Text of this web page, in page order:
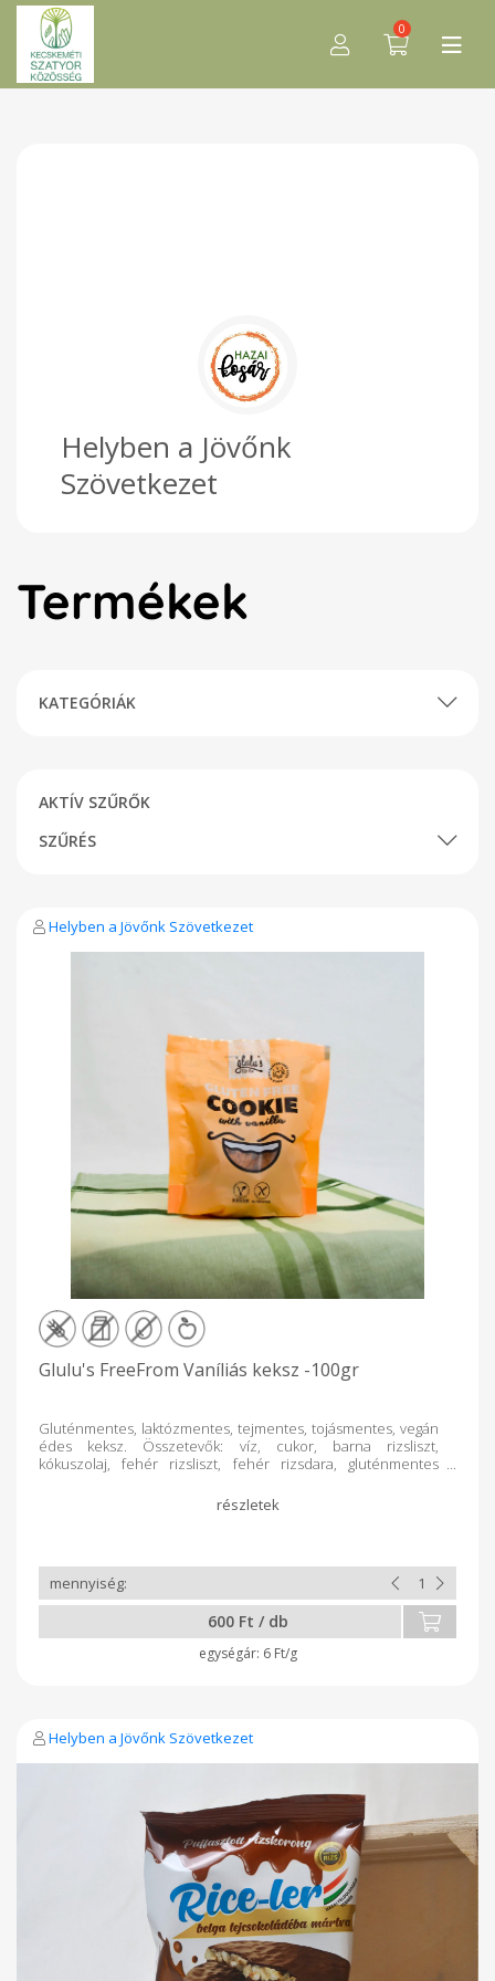
0
Helyben a Jövőnk
Szövetkezet
Termékek
KATEGÓRIÁK
AKTÍV SZŰRŐK
SZŰRÉS
Helyben a Jövőnk Szövetkezet
Glulu's FreeFrom Vaníliás keksz -100gr
Gluténmentes, laktózmentes, tejmentes, tojásmentes, vegán
édes keksz. Összetevők: víz, cukor, barna rizsliszt,
kókuszolaj, fehér rizsliszt, fehér rizsdara, gluténmentes
difoszfátok), kukoricakeményítő), útifűmaghéj, természetes
vanília aroma 0,2% (aroma anyagok, propilén-glikol),
100g termékben: Energia: 1820 kJ / 436 kcal Zsír: 19 g, -
amelyből telített zsírsav: 17 g, Szénhidrát: 65 g, - amelyből
cukor: 22 g, Rost: 3,2 g, Fehérje: 3,1 g, Só: 0,13 g
600 Ft / db
6 Ft/g
Helyben a Jövőnk Szövetkezet